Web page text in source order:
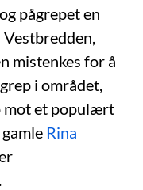
pågrepet en
mistenkes for å
i området,
mot et populært
Rina